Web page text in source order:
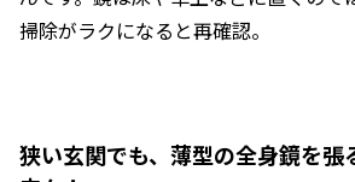
掃除がラクになると再確認。
狭い玄関でも、薄型の全身鏡を張